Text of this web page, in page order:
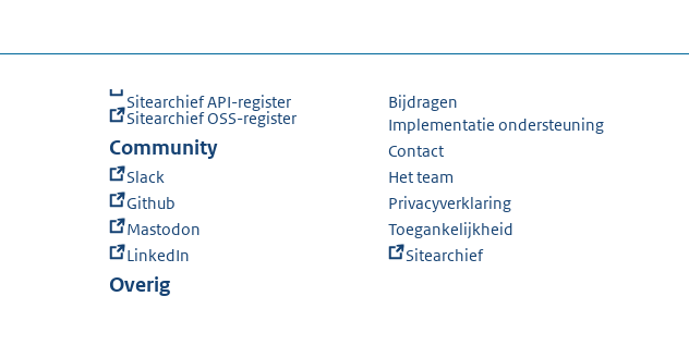
Sitearchief API-register
Sitearchief OSS-register
Community
Slack
Github
Mastodon
LinkedIn
Overig
Bijdragen
Implementatie ondersteuning
Contact
Het team
Privacyverklaring
Toegankelijkheid
Sitearchief